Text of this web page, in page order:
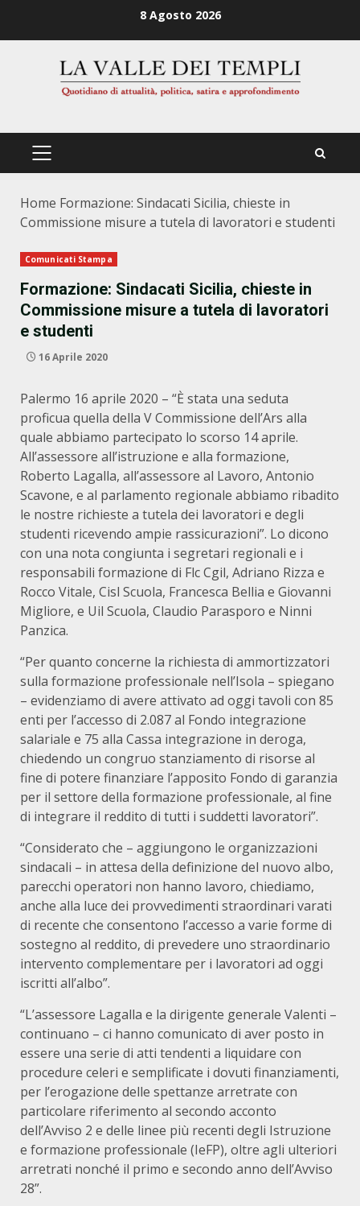
8 Agosto 2026
PRIMÄRES
Home Formazione: Sindacati Sicilia, chieste in
Commissione misure a tutela di lavoratori e studenti
Comunicati Stampa
Formazione: Sindacati Sicilia, chieste in
Commissione misure a tutela di lavoratori
e studenti
16 Aprile 2020
Palermo 16 aprile 2020 – “È stata una seduta
proficua quella della V Commissione dell’Ars alla
quale abbiamo partecipato lo scorso 14 aprile.
All’assessore all’istruzione e alla formazione,
Roberto Lagalla, all’assessore al Lavoro, Antonio
Scavone, e al parlamento regionale abbiamo ribadito
le nostre richieste a tutela dei lavoratori e degli
studenti ricevendo ampie rassicurazioni”. Lo dicono
con una nota congiunta i segretari regionali e i
responsabili formazione di Flc Cgil, Adriano Rizza e
Rocco Vitale, Cisl Scuola, Francesca Bellia e Giovanni
Migliore, e Uil Scuola, Claudio Parasporo e Ninni
Panzica.
“Per quanto concerne la richiesta di ammortizzatori
sulla formazione professionale nell’Isola – spiegano
– evidenziamo di avere attivato ad oggi tavoli con 85
enti per l’accesso di 2.087 al Fondo integrazione
salariale e 75 alla Cassa integrazione in deroga,
chiedendo un congruo stanziamento di risorse al
fine di potere finanziare l’apposito Fondo di garanzia
per il settore della formazione professionale, al fine
di integrare il reddito di tutti i suddetti lavoratori”.
“Considerato che – aggiungono le organizzazioni
sindacali – in attesa della definizione del nuovo albo,
parecchi operatori non hanno lavoro, chiediamo,
anche alla luce dei provvedimenti straordinari varati
di recente che consentono l’accesso a varie forme di
sostegno al reddito, di prevedere uno straordinario
intervento complementare per i lavoratori ad oggi
iscritti all’albo”.
“L’assessore Lagalla e la dirigente generale Valenti –
continuano – ci hanno comunicato di aver posto in
essere una serie di atti tendenti a liquidare con
procedure celeri e semplificate i dovuti finanziamenti,
per l’erogazione delle spettanze arretrate con
particolare riferimento al secondo acconto
dell’Avviso 2 e delle linee più recenti degli Istruzione
e formazione professionale (IeFP), oltre agli ulteriori
arretrati nonché il primo e secondo anno dell’Avviso
28”.